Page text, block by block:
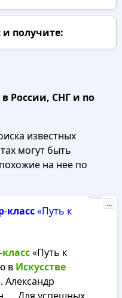
и получите:
России, СНГ и по
известных
могут быть
на нее по
-класс«Путь к
класс«Путь к
в Искусстве
Александр
Реклама
...